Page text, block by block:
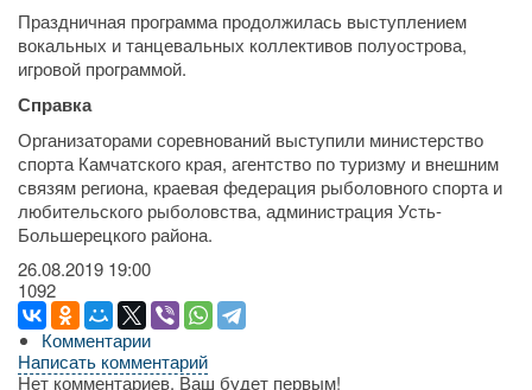
Праздничная программа продолжилась выступлением
вокальных и танцевальных коллективов полуострова,
игровой программой.
Справка
Организаторами соревнований выступили министерство
спорта Камчатского края, агентство по туризму и внешним
связям региона, краевая федерация рыболовного спорта и
любительского рыболовства, администрация Усть-
Большерецкого района.
26.08.2019 19:00
1092
Комментарии
Написать комментарий
Нет комментариев. Ваш будет первым!